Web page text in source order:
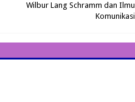
Wilbur Lang Schramm dan Ilmu
Komunikasi